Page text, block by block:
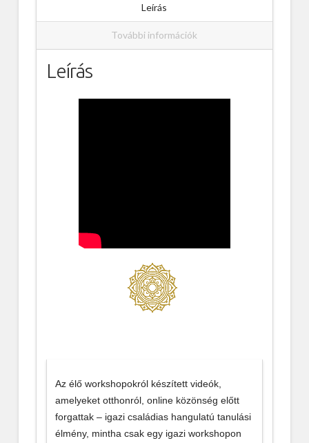
Leírás
További információk
Leírás
Az élő workshopokról készített videók,
amelyeket otthonról, online közönség előtt
forgattak – igazi családias hangulatú tanulási
élmény, mintha csak egy igazi workshopon